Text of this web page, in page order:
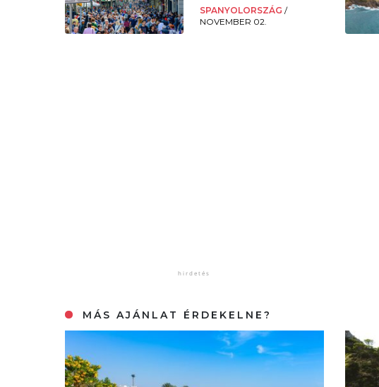
SPANYOLORSZÁG/
NOVEMBER 02.
MÁS AJÁNLAT ÉRDEKELNE?